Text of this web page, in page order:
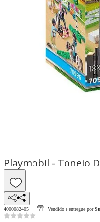
Playmobil - Toneio
4000082405 Vendido e entregue por